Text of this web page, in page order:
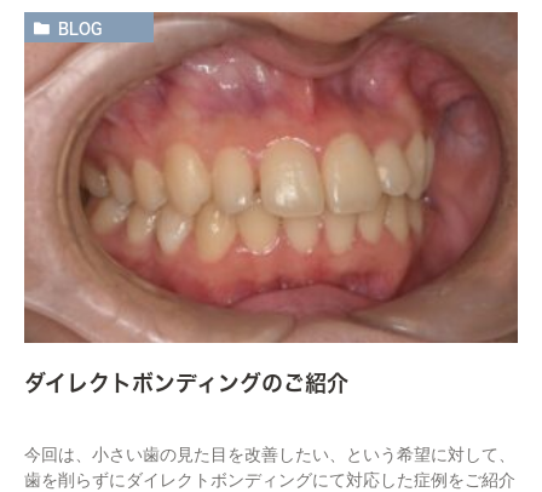
BLOG
ダイレクトボンディングのご紹介
今回は、小さい歯の見た目を改善したい、という希望に対して、
歯を削らずにダイレクトボンディングにて対応した症例をご紹介